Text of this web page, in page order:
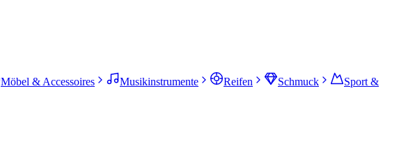
Möbel & Accessoires Musikinstrumente Reifen Schmuck
Sport &